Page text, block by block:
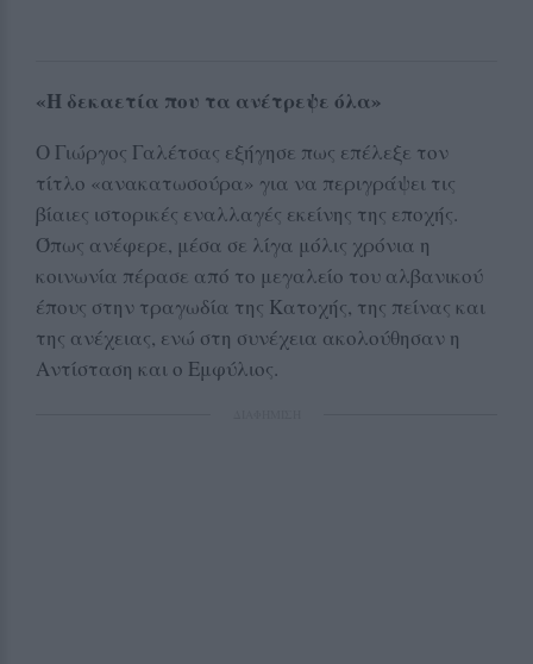
«Η δεκαετία που τα ανέτρεψε όλα»
Ο Γιώργος Γαλέτσας εξήγησε πως επέλεξε τον
τίτλο «ανακατωσούρα» για να περιγράψει τις
βίαιες ιστορικές εναλλαγές εκείνης της εποχής.
Όπως ανέφερε, μέσα σε λίγα μόλις χρόνια η
κοινωνία πέρασε από το μεγαλείο του αλβανικού
έπους στην τραγωδία της Κατοχής, της πείνας και
της ανέχειας, ενώ στη συνέχεια ακολούθησαν η
Αντίσταση και ο Εμφύλιος.